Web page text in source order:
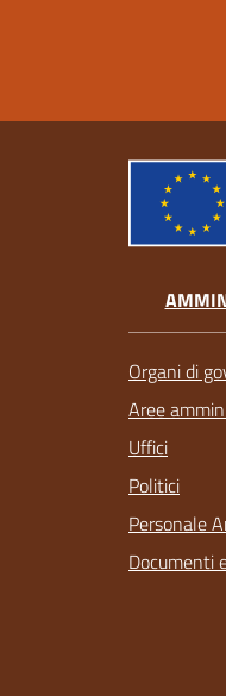
Organi di
Aree
Uffici
Politici
Personale
Documenti